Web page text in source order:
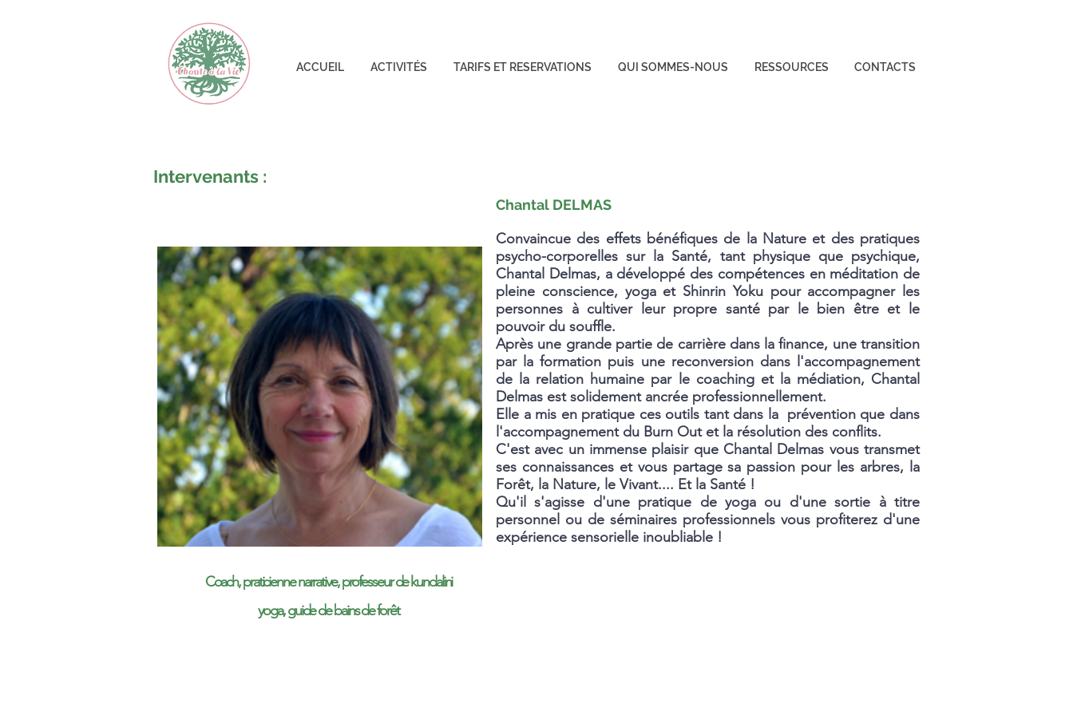
ACCUEIL ACTIVITÉS TARIFS ET RESERVATIONS QUI SOMMES-NOUS RESSOURCES CONTACTS
Intervenants :
Coach, praticienne narrative, professeur de kundalini
yoga, guide de bains de forêt
Chantal DELMAS
Convaincue des effets bénéfiques de la Nature et des pratiques
psycho-corporelles sur la Santé, tant physique que psychique,
Chantal Delmas, a développé des compétences en méditation de
pleine conscience, yoga et Shinrin Yoku pour accompagner les
personnes à cultiver leur propre santé par le bien être et le
pouvoir du souffle.
Après une grande partie de carrière dans la finance, une transition
par la formation puis une reconversion dans l'accompagnement
de la relation humaine par le coaching et la médiation, Chantal
Delmas est solidement ancrée professionnellement.
Elle a mis en pratique ces outils tant dans la prévention que dans
l'accompagnement du Burn Out et la résolution des conflits.
C'est avec un immense plaisir que Chantal Delmas vous transmet
ses connaissances et vous partage sa passion pour les arbres, la
Forêt, la Nature, le Vivant.... Et la Santé !
Qu'il s'agisse d'une pratique de yoga ou d'une sortie à titre
personnel ou de séminaires professionnels vous profiterez d'une
expérience sensorielle inoubliable !